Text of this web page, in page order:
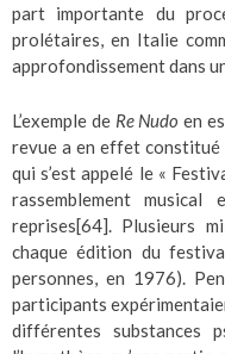
part importante du
prolétaires, en Italie
approfondissement dans
L’exemple de Re Nudo en
revue a en effet
qui s’est appelé le «
rassemblement
reprises[64]. Plusieurs
chaque édition du
personnes, en 1976).
participants
différentes substances